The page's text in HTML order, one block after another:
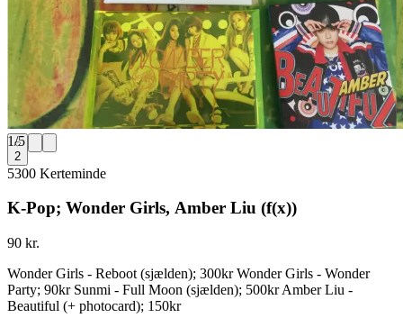
1/5
2
5300 Kerteminde
K-Pop; Wonder Girls, Amber Liu (f(x))
90 kr.
Wonder Girls - Reboot (sjælden); 300kr Wonder Girls - Wonder
Party; 90kr Sunmi - Full Moon (sjælden); 500kr Amber Liu -
Beautiful (+ photocard); 150kr